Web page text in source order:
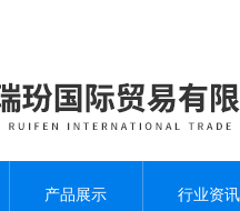
产品展示 行业资讯